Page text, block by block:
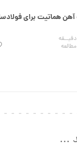
دقیــقه
مطالعه